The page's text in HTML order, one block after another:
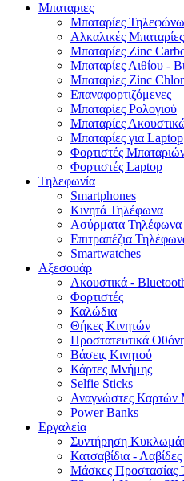
Μπαταριες
Μπαταρίες
Αλκαλικές Μπαταρίες
Μπαταρίες Zinc
Μπαταρίες Λιθίου -
Μπαταρίες Zinc
Επαναφορτιζόμενες
Μπαταρίες Ρολογιού
Μπαταρίες
Μπαταρίες για Laptop
Φορτιστές
Φορτιστές Laptop
Τηλεφωνία
Smartphones
Κινητά Τηλέφωνα
Ασύρματα Τηλέφωνα
Επιτραπέζια
Smartwatches
Αξεσουάρ
Ακουστικά -
Φορτιστές
Καλώδια
Θήκες Κινητών
Προστατευτικά
Βάσεις Κινητού
Κάρτες Μνήμης
Selfie Sticks
Αναγνώστες Καρτών
Power Banks
Εργαλεία
Συντήρηση
Κατσαβίδια - Λαβίδες
Μάσκες Προστασίας